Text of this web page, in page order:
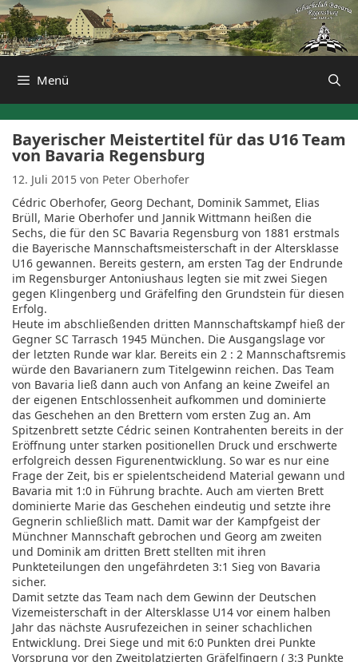
Zum
Inhalt
springen
Menü
Bayerischer Meistertitel für das U16 Team
von Bavaria Regensburg
12. Juli 2015 von Peter Oberhofer
Cédric Oberhofer, Georg Dechant, Dominik Sammet, Elias
Brüll, Marie Oberhofer und Jannik Wittmann heißen die
Sechs, die für den SC Bavaria Regensburg von 1881 erstmals
die Bayerische Mannschaftsmeisterschaft in der Altersklasse
U16 gewannen. Bereits gestern, am ersten Tag der Endrunde
im Regensburger Antoniushaus legten sie mit zwei Siegen
gegen Klingenberg und Gräfelfing den Grundstein für diesen
Erfolg.
Heute im abschließenden dritten Mannschaftskampf hieß der
Gegner SC Tarrasch 1945 München. Die Ausgangslage vor
der letzten Runde war klar. Bereits ein 2 : 2 Mannschaftsremis
würde den Bavarianern zum Titelgewinn reichen. Das Team
von Bavaria ließ dann auch von Anfang an keine Zweifel an
der eigenen Entschlossenheit aufkommen und dominierte
das Geschehen an den Brettern vom ersten Zug an. Am
Spitzenbrett setzte Cédric seinen Kontrahenten bereits in der
Eröffnung unter starken positionellen Druck und erschwerte
erfolgreich dessen Figurenentwicklung. So war es nur eine
Frage der Zeit, bis er spielentscheidend Material gewann und
Bavaria mit 1:0 in Führung brachte. Auch am vierten Brett
dominierte Marie das Geschehen eindeutig und setzte ihre
Gegnerin schließlich matt. Damit war der Kampfgeist der
Münchner Mannschaft gebrochen und Georg am zweiten
und Dominik am dritten Brett stellten mit ihren
Punkteteilungen den ungefährdeten 3:1 Sieg von Bavaria
sicher.
Damit setzte das Team nach dem Gewinn der Deutschen
Vizemeisterschaft in der Altersklasse U14 vor einem halben
Jahr das nächste Ausrufezeichen in seiner schachlichen
Entwicklung. Drei Siege und mit 6:0 Punkten drei Punkte
Vorsprung vor den Zweitplatzierten Gräfelfingern ( 3:3 Punkte